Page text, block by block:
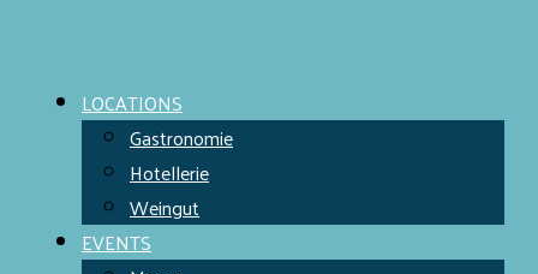
LOCATIONS
Gastronomie
Hotellerie
Weingut
EVENTS